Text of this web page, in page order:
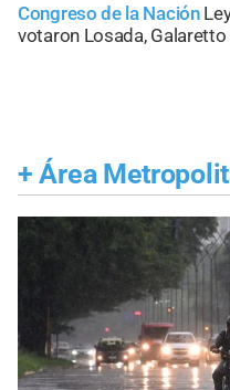
Congreso de la Nación
votaron Losada,
+ Área